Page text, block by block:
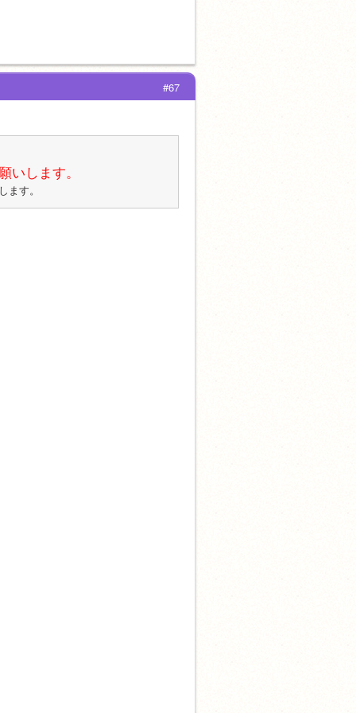
#67
します。
す。